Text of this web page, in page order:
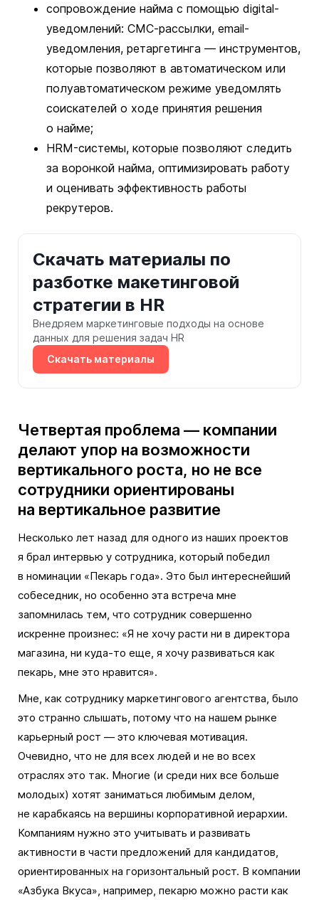
сопровождение найма с помощью digital-
уведомлений: СМС-рассылки, email-
уведомления, ретаргетинга — инструментов,
которые позволяют в автоматическом или
полуавтоматическом режиме уведомлять
соискателей о ходе принятия решения
о найме;
HRM-системы, которые позволяют следить
за воронкой найма, оптимизировать работу
и оценивать эффективность работы
рекрутеров.
Скачать материалы по
разботке макетинговой
стратегии в HR
Внедряем маркетинговые подходы на основе
данных для решения задач HR
Скачать материалы
Четвертая проблема — компании
делают упор на возможности
вертикального роста, но не все
сотрудники ориентированы
на вертикальное развитие
Несколько лет назад для одного из наших проектов
я брал интервью у сотрудника, который победил
в номинации «Пекарь года». Это был интереснейший
собеседник, но особенно эта встреча мне
запомнилась тем, что сотрудник совершенно
искренне произнес: «Я не хочу расти ни в директора
магазина, ни куда-то еще, я хочу развиваться как
пекарь, мне это нравится».
Мне, как сотруднику маркетингового агентства, было
это странно слышать, потому что на нашем рынке
карьерный рост — это ключевая мотивация.
Очевидно, что не для всех людей и не во всех
отраслях это так. Многие (и среди них все больше
молодых) хотят заниматься любимым делом,
не карабкаясь на вершины корпоративной иерархии.
Компаниям нужно это учитывать и развивать
активности в части предложений для кандидатов,
ориентированных на горизонтальный рост. В компании
«Азбука Вкуса», например, пекарю можно расти как